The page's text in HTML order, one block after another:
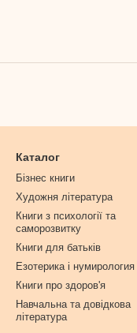
Каталог
Бізнес книги
Художня література
Книги з психології та
саморозвитку
Книги для батьків
Езотерика і нумирология
Книги про здоров'я
Навчальна та довідкова
література